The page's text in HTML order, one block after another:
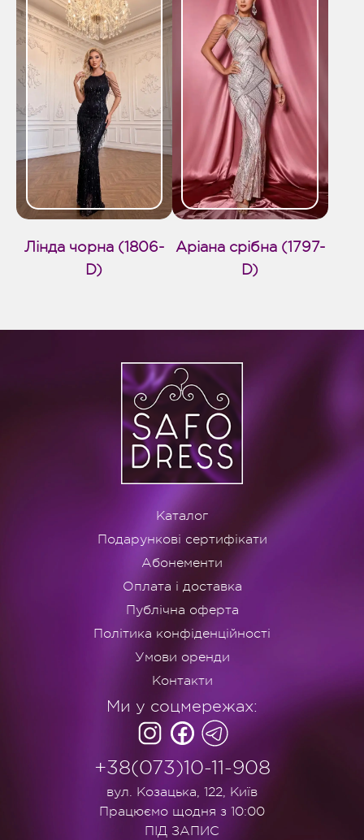
Лінда чорна (1806-
D)
Аріана срібна (1797-
D)
Каталог
Подарункові сертифікати
Абонементи
Оплата і доставка
Публічна оферта
Політика конфіденційності
Умови оренди
Контакти
Ми у соцмережах:
+38(073)10-11-908
вул. Козацька, 122, Київ
Працюємо щодня з 10:00
ПІД ЗАПИС